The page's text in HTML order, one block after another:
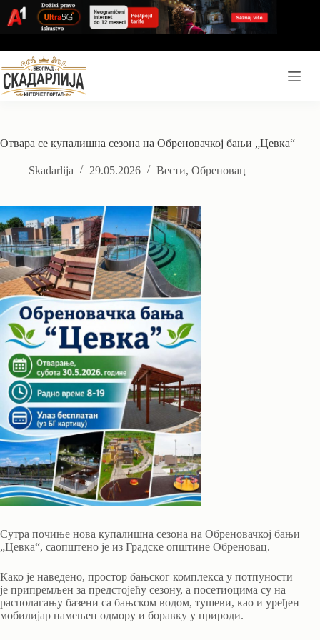
Отвара се купалишна сезона на Обреновачкој бањи „Цевка“
Skadarlija 29.05.2026 Вести, Обреновац
Сутра почиње нова купалишна сезона на Обреновачкој бањи
„Цевка“, саопштено је из Градске општине Обреновац.
Како је наведено, простор бањског комплекса у потпуности
је припремљен за предстојећу сезону, а посетиоцима су на
располагању базени са бањском водом, тушеви, као и уређен
мобилијар намењен одмору и боравку у природи.